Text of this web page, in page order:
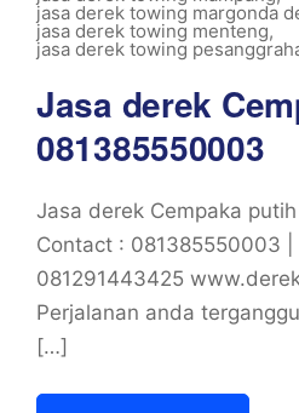
jasa derek towing margonda
jasa derek towing menteng,
jasa derek towing
Jasa derek
081385550003
Jasa derek Cempaka
Contact : 081385550003 |
081291443425
Perjalanan anda
[…]